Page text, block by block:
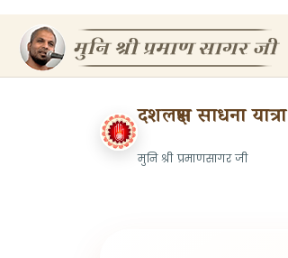
दशलक्षण साधना यात्रा
मुनि श्री प्रमाणसागर जी